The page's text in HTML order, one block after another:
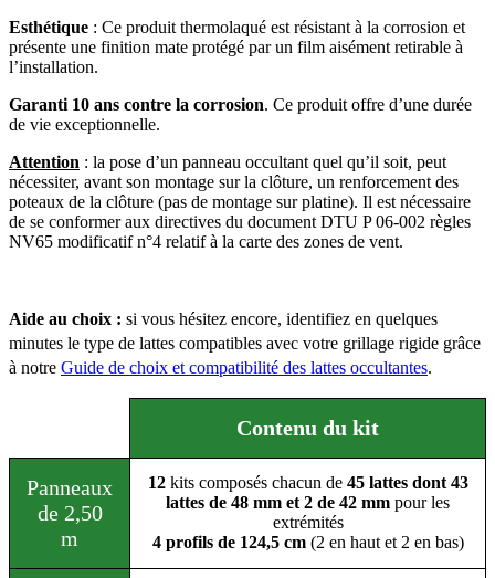
Esthétique : Ce produit thermolaqué est résistant à la corrosion et
présente une finition mate protégé par un film aisément retirable à
l’installation.
Garanti 10 ans contre la corrosion. Ce produit offre d’une durée
de vie exceptionnelle.
Attention : la pose d’un panneau occultant quel qu’il soit, peut
nécessiter, avant son montage sur la clôture, un renforcement des
poteaux de la clôture (pas de montage sur platine). Il est nécessaire
de se conformer aux directives du document DTU P 06-002 règles
NV65 modificatif n°4 relatif à la carte des zones de vent.
Aide au choix : si vous hésitez encore, identifiez en quelques
minutes le type de lattes compatibles avec votre grillage rigide grâce
à notre Guide de choix et compatibilité des lattes occultantes.
Contenu du kit
Panneaux
de 2,50
m
12kits composés chacun de 45 lattes dont 43
lattes de 48 mm et 2 de 42 mm pour les
extrémités
4 profils de 124,5 cm(2 en haut et 2 en bas)